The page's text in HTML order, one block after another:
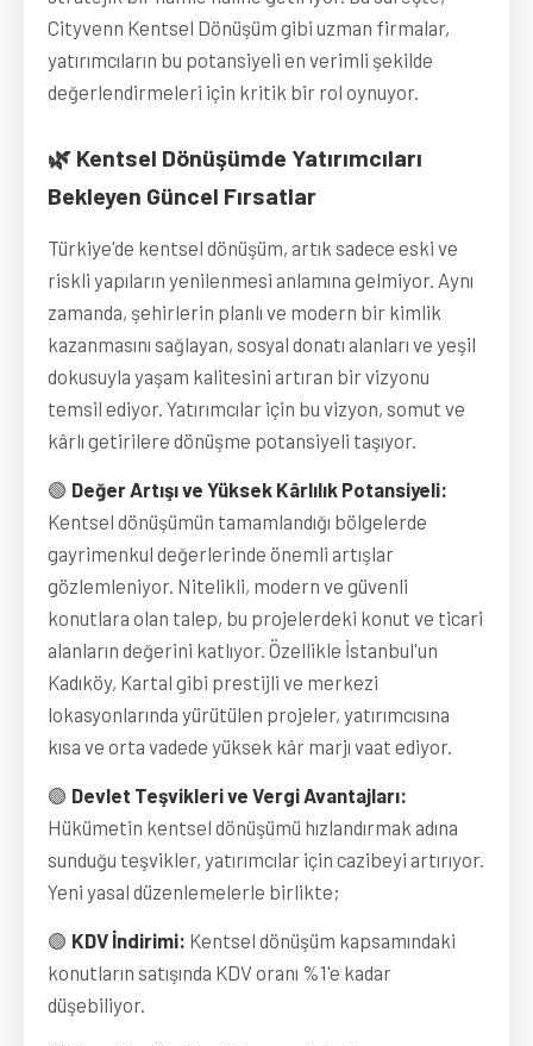
Cityvenn Kentsel Dönüşüm gibi uzman firmalar,
yatırımcıların bu potansiyeli en verimli şekilde
değerlendirmeleri için kritik bir rol oynuyor.
🌿 Kentsel Dönüşümde Yatırımcıları
Bekleyen Güncel Fırsatlar
Türkiye'de kentsel dönüşüm, artık sadece eski ve
riskli yapıların yenilenmesi anlamına gelmiyor. Aynı
zamanda, şehirlerin planlı ve modern bir kimlik
kazanmasını sağlayan, sosyal donatı alanları ve yeşil
dokusuyla yaşam kalitesini artıran bir vizyonu
temsil ediyor. Yatırımcılar için bu vizyon, somut ve
kârlı getirilere dönüşme potansiyeli taşıyor.
🟢 Değer Artışı ve Yüksek Kârlılık Potansiyeli:
Kentsel dönüşümün tamamlandığı bölgelerde
gayrimenkul değerlerinde önemli artışlar
gözlemleniyor. Nitelikli, modern ve güvenli
konutlara olan talep, bu projelerdeki konut ve ticari
alanların değerini katlıyor. Özellikle İstanbul'un
Kadıköy, Kartal gibi prestijli ve merkezi
lokasyonlarında yürütülen projeler, yatırımcısına
kısa ve orta vadede yüksek kâr marjı vaat ediyor.
🟢 Devlet Teşvikleri ve Vergi Avantajları:
Hükümetin kentsel dönüşümü hızlandırmak adına
sunduğu teşvikler, yatırımcılar için cazibeyi artırıyor.
Yeni yasal düzenlemelerle birlikte;
🟢 KDV İndirimi: Kentsel dönüşüm kapsamındaki
konutların satışında KDV oranı %1'e kadar
düşebiliyor.